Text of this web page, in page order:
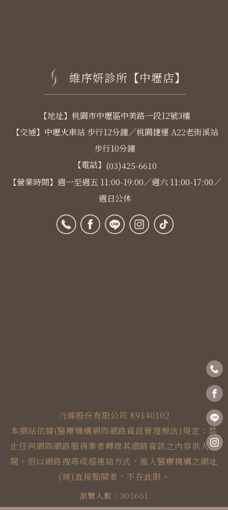
維序妍診所【中壢店】
【地址】桃園市中壢區中美路一段12號3樓
【交通】中壢火車站 步行12分鐘／桃園捷運 A22老街溪站
步行10分鐘
【電話】 (03)425-6610
【營業時間】週一至週五 11:00-19:00／週六 11:00-17:00／
週日公休
乃臻股份有限公司 89140102
本網站依據(醫療機構網際網路資訊管理辦法)規定：禁
止任何網際網路服務業者轉錄其網路資訊之內容供人點
閱。但以網路搜尋或超連結方式，進入醫療機構之網址
(域)直接點閱者，不在此限。
瀏覽人數：303661